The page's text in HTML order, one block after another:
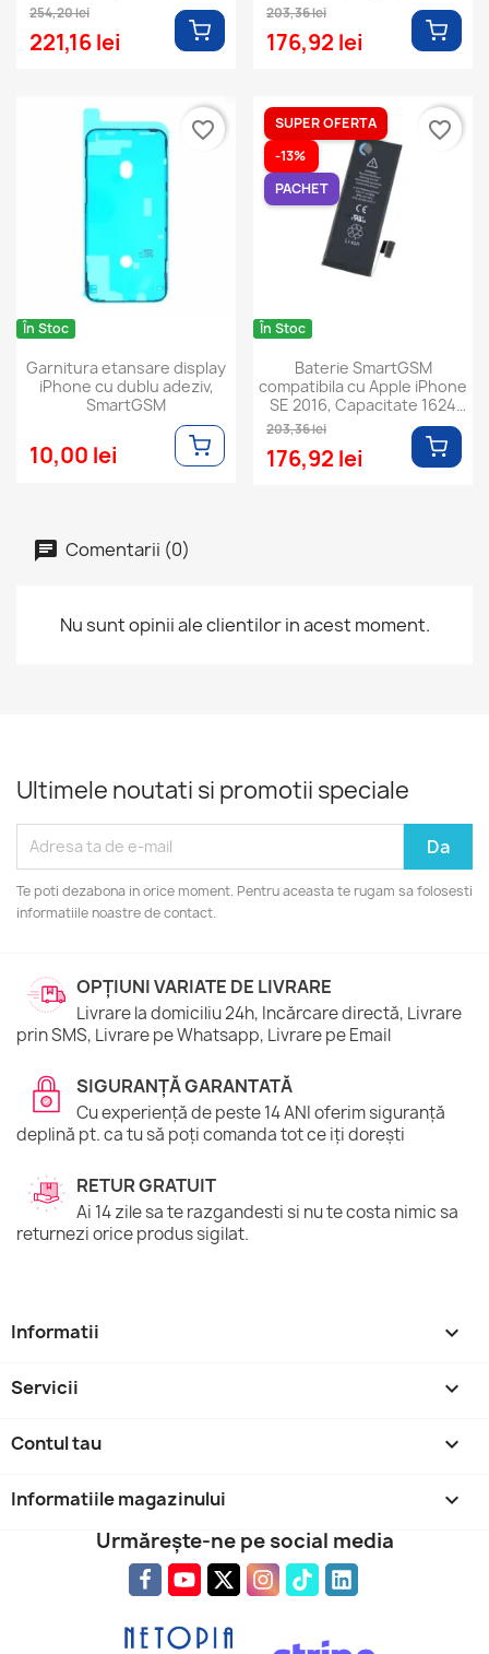
254,20 lei
221,16 lei
203,36 lei
176,92 lei
În Stoc
Garnitura etansare display
iPhone cu dublu adeziv,
SmartGSM
10,00 lei
favorite_border
În Stoc
Baterie SmartGSM
compatibila cu Apple iPhone
SE 2016, Capacitate 1624
203,36 lei
176,92 lei
SUPER OFERTA
-13%
PACHET
favorite_border
Comentarii (0)
Nu sunt opinii ale clientilor in acest moment.
Ultimele noutati si promotii speciale
Te poti dezabona in orice moment. Pentru aceasta te rugam sa folosesti
informatiile noastre de contact.
OPȚIUNI VARIATE DE LIVRARE
Livrare la domiciliu 24h, Incărcare directă, Livrare
prin SMS, Livrare pe Whatsapp, Livrare pe Email
SIGURANȚĂ GARANTATĂ
Cu experiență de peste 14 ANI oferim siguranță
deplină pt. ca tu să poți comanda tot ce iți dorești
RETUR GRATUIT
Ai 14 zile sa te razgandesti si nu te costa nimic sa
returnezi orice produs sigilat.
Informatii 
Servicii 
Contul tau 
Informatiile magazinului keyboard_arrow_down
Urmărește-ne pe social media